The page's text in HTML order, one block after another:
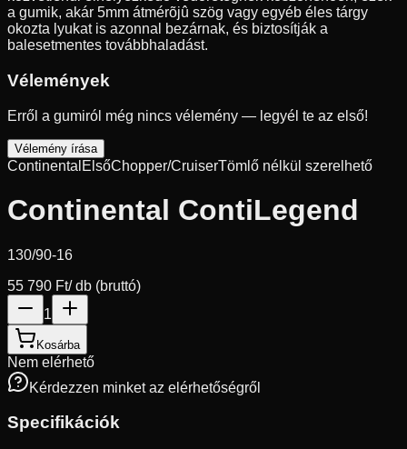
a gumik, akár 5mm átmérõjû szög vagy egyéb éles tárgy
okozta lyukat is azonnal bezárnak, és biztosítják a
balesetmentes továbbhaladást.
Vélemények
Erről a gumiról még nincs vélemény — legyél te az első!
Vélemény írása
Continental ElsőChopper/CruiserTömlő nélkül szerelhető
Continental ContiLegend
130/90-16
55 790 Ft/ db (bruttó)
1
Kosárba
Nem elérhető
Kérdezzen minket az elérhetőségről
Specifikációk